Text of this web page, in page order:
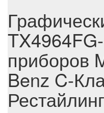
приборов
Benz C-